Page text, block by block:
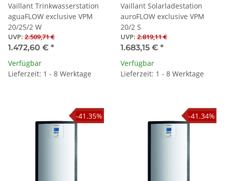
Vaillant Trinkwasserstation
aguaFLOW exclusive VPM
20/25/2 W
UVP: 2.509,71 €
1.472,60 € *
Verfügbar
Lieferzeit: 1 - 8 Werktage
Vaillant Solarladestation
auroFLOW exclusive VPM
20/2 S
UVP: 2.819,11 €
1.683,15 € *
Verfügbar
Lieferzeit: 1 - 8 Werktage
-41.35% -41.34%